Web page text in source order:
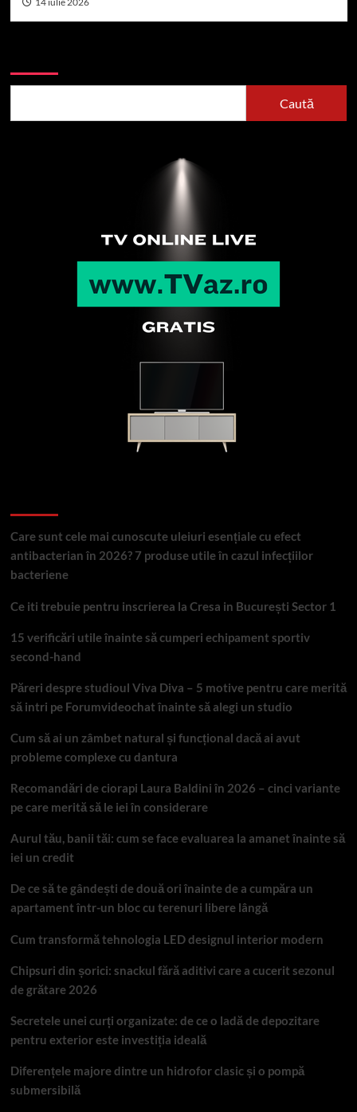
Caută
Care sunt cele mai cunoscute uleiuri esențiale cu efect
antibacterian în 2026? 7 produse utile în cazul infecțiilor
bacteriene
Ce iti trebuie pentru inscrierea la Cresa in București Sector 1
15 verificări utile înainte să cumperi echipament sportiv
second-hand
Păreri despre studioul Viva Diva – 5 motive pentru care merită
să intri pe Forumvideochat înainte să alegi un studio
Cum să ai un zâmbet natural și funcțional dacă ai avut
probleme complexe cu dantura
Recomandări de ciorapi Laura Baldini în 2026 – cinci variante
pe care merită să le iei în considerare
Aurul tău, banii tăi: cum se face evaluarea la amanet înainte să
iei un credit
De ce să te gândești de două ori înainte de a cumpăra un
apartament într-un bloc cu terenuri libere lângă
Cum transformă tehnologia LED designul interior modern
Chipsuri din șorici: snackul fără aditivi care a cucerit sezonul
de grătare 2026
Secretele unei curți organizate: de ce o ladă de depozitare
pentru exterior este investiția ideală
Diferențele majore dintre un hidrofor clasic și o pompă
submersibilă